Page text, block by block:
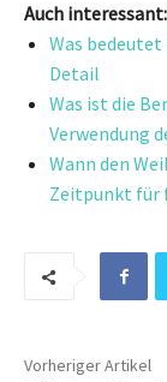
Auch interessant:
Was
Detail
Was ist die
Verwendung
Wann den
Zeitpunkt für
Vorheriger Artikel